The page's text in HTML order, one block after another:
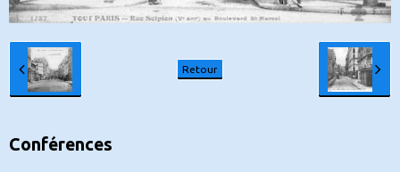
Retour
Conférences